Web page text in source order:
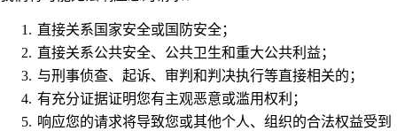
直接关系国家安全或国防安全；
直接关系公共安全、公共卫生和重大公共利益；
与刑事侦查、起诉、审判和判决执行等直接相关的；
有充分证据证明您有主观恶意或滥用权利；
响应您的请求将导致您或其他个人、组织的合法权益受到